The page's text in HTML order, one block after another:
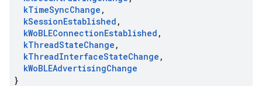
kTimeSyncChange ,
kSessionEstablished ,
kWoBLEConnectionEstablished ,
kThreadStateChange ,
kThreadInterfaceStateChange ,
kWoBLEAdvertisingChange
}